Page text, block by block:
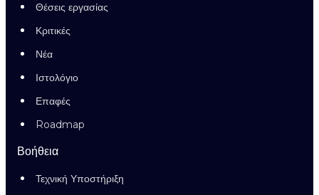
Θέσεις εργασίας
Κριτικές
Νέα
Ιστολόγιο
Επαφές
Roadmap
Βοήθεια
Τεχνική Υποστήριξη